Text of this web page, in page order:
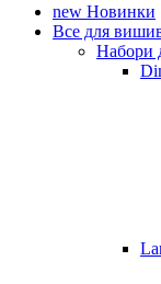
new Новинки
Все для
Набори